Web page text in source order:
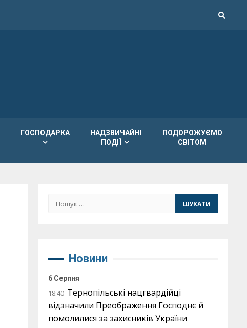
ГОСПОДАРКА
НАДЗВИЧАЙНІ
ПОДІЇ
ПОДОРОЖУЄМО
СВІТОМ
Пошук:
Новини
6 Серпня
18:40 Тернопільські нацгвардійці
відзначили Преображення Господнє й
помолилися за захисників України